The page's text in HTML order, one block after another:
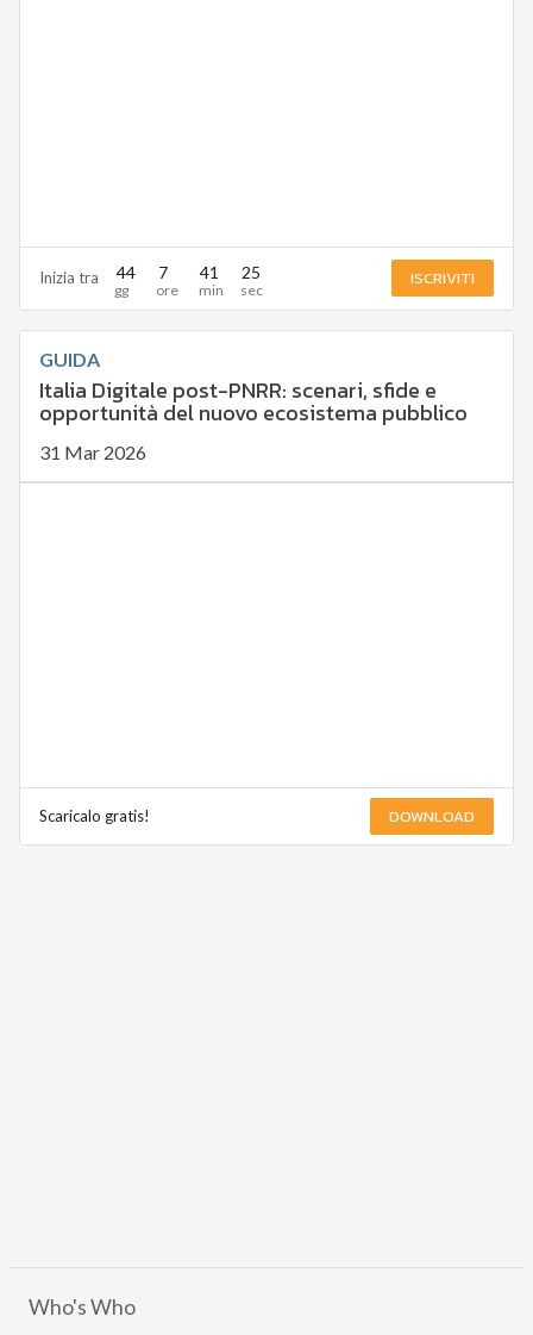
Inizia tra 44 7 41 24 ISCRIVITI
GUIDA
Italia Digitale post-PNRR: scenari, sfide e
opportunità del nuovo ecosistema pubblico
31 Mar 2026
Scaricalo gratis! DOWNLOAD
Who's Who